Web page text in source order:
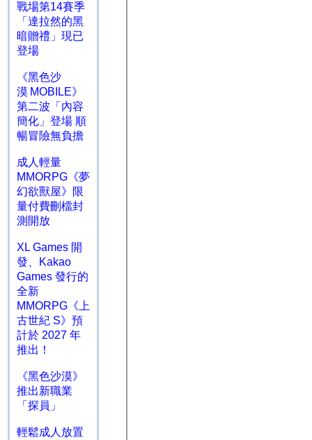
戰場第14賽季
「達拉然的黑
暗贈禮」現已
登場
《黑色沙
漠 MOBILE》
第二波「內容
簡化」登場 順
暢冒險無負擔
成人輕量
MMORPG《夢
幻欲獸屋》限
量付費刪檔封
測開放
XL Games 開
發、Kakao
Games 發行的
全新
MMORPG《上
古世紀 S》預
計於 2027 年
推出！
《黑色沙漠》
推出新職業
「探員」
輕鬆成人放置